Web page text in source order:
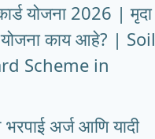
योजना 2026 | मृदा
योजना काय आहे? | Soil
Scheme in
अर्ज आणि यादी